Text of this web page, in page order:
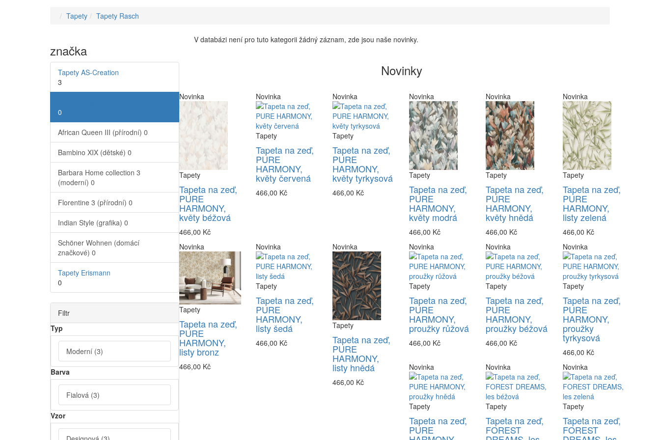
Tapety Tapety Rasch
značka
Tapety AS-Creation
3
0
African Queen III (přírodní) 0
Bambino XIX (dětské) 0
Barbara Home collection 3
(moderní) 0
Florentine 3 (přírodní) 0
Indian Style (grafika) 0
Schöner Wohnen (domácí
značkové) 0
Tapety Erismann
0
Filtr
Typ
Moderní (3)
Barva
Fialová (3)
Vzor
V databázi není pro tuto kategorii žádný záznam, zde jsou naše novinky.
Novinky
Novinka
Tapety
Tapeta na zeď,
PURE
HARMONY,
květy béžová
466,00 Kč
Novinka
Tapety
Tapeta na zeď,
PURE
HARMONY,
květy červená
466,00 Kč
Novinka
Tapety
Tapeta na zeď,
PURE
HARMONY,
květy tyrkysová
466,00 Kč
Novinka
Tapety
Tapeta na zeď,
PURE
HARMONY,
květy modrá
466,00 Kč
Novinka
Tapety
Tapeta na zeď,
PURE
HARMONY,
květy hnědá
466,00 Kč
Novinka
Tapety
Tapeta na zeď,
PURE
HARMONY,
listy zelená
466,00 Kč
Novinka
Tapety
Tapeta na zeď,
PURE
HARMONY,
listy bronz
466,00 Kč
Novinka
Tapety
Tapeta na zeď,
PURE
HARMONY,
listy šedá
466,00 Kč
Novinka
Tapety
Tapeta na zeď,
PURE
HARMONY,
listy hnědá
466,00 Kč
Novinka
Tapety
Tapeta na zeď,
PURE
HARMONY,
proužky růžová
466,00 Kč
Novinka
Tapety
Tapeta na zeď,
PURE
HARMONY,
proužky béžová
466,00 Kč
Novinka
Tapety
Tapeta na zeď,
PURE
HARMONY,
proužky
tyrkysová
466,00 Kč
Novinka
Tapety
Tapeta na zeď,
PURE
Novinka
Tapety
Tapeta na zeď,
FOREST
Novinka
Tapety
Tapeta na zeď,
FOREST